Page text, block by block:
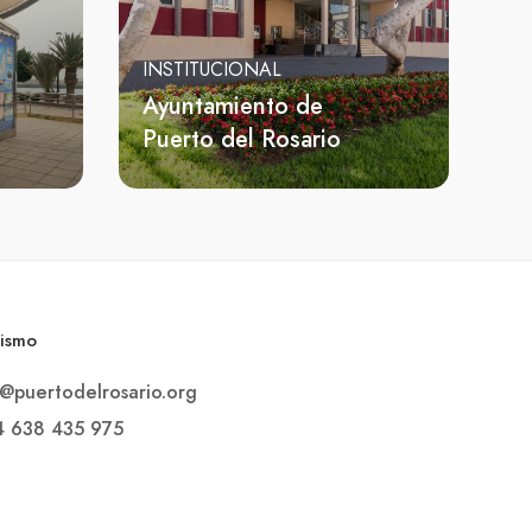
INSTITUCIONAL
Ayuntamiento de
Puerto del Rosario
638 435 975